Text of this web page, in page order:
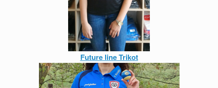
Future line Trikot